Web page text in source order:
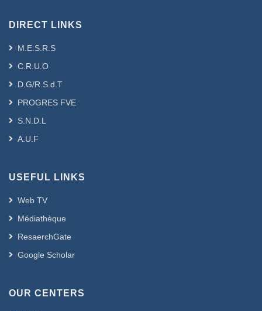
DIRECT LINKS
M.E.S.R.S
C.R.U.O
D.G/R.S.d.T
PROGRES FVE
S.N.D.L
A.U.F
USEFUL LINKS
Web TV
Médiathèque
ResaerchGate
Google Scholar
OUR CENTERS